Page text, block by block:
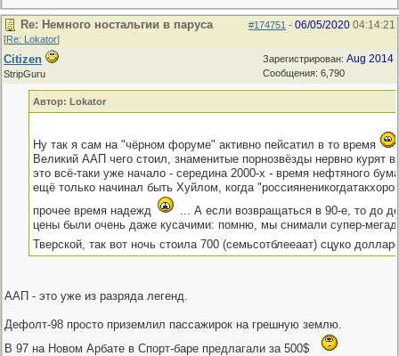
#174751 - 06/05/2020 04:14:21
Re: Немного ностальгии в паруса
[Re: Lokator]
Зарегистрирован: Aug 2014
Сообщения: 6,790
Citizen
StripGuru
Автор: Lokator
Ну так я сам на "чёрном форуме" активно пейсатил в то время
Великий ААП чего стоил, знаменитые порнозвёзды нервно курят
это всё-таки уже начало - середина 2000-х - время нефтяного
ещё только начинал быть Хуйлом, когда
прочее время надежд
... А если возвращаться в 90-е, то до
цены были очень даже кусачими: помню, мы снимали супер-
Тверской, так вот ночь стоила 700 (семьсотблееаат) сцуко
ААП - это уже из разряда легенд.
Дефолт-98 просто приземлил пассажирок на грешную землю.
В 97 на Новом Арбате в Спорт-баре предлагали за 500$